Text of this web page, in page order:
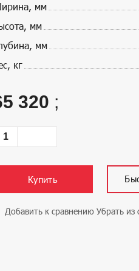
мм
мм
мм
кг
320 ;
Купить
Добавить к сравнению Убрать из